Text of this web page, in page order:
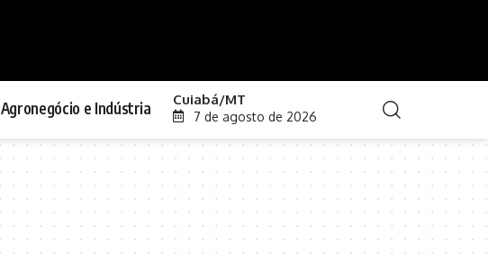
Agronegócio e Indústria Cuiabá/MT
7 de agosto de 2026